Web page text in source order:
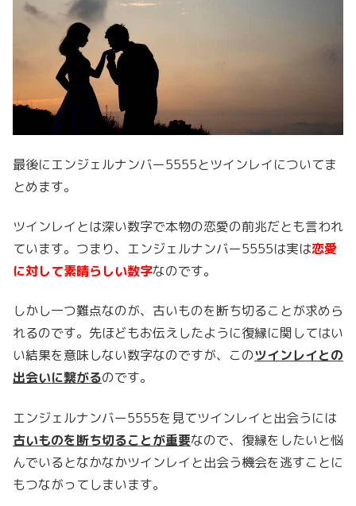
最後にエンジェルナンバー5555とツインレイについてま
とめます。
ツインレイとは深い数字で本物の恋愛の前兆だとも言われ
ています。つまり、エンジェルナンバー5555は実は恋愛
に対して素晴らしい数字なのです。
しかし一つ難点なのが、古いものを断ち切ることが求めら
れるのです。先ほどもお伝えしたように復縁に関してはい
い結果を意味しない数字なのですが、このツインレイとの
出会いに繋がるのです。
エンジェルナンバー5555を見てツインレイと出会うには
古いものを断ち切ることが重要なので、復縁をしたいと悩
んでいるとなかなかツインレイと出会う機会を逃すことに
もつながってしまいます。